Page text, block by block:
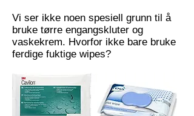
Vi ser ikke noen spesiell grunn til å
bruke tørre engangskluter og
vaskekrem. Hvorfor ikke bare bruke
ferdige fuktige wipes?